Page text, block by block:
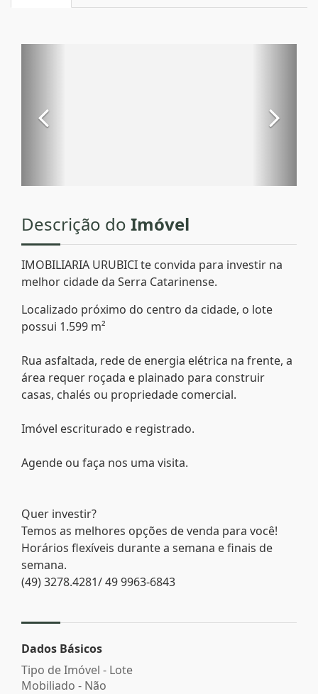
Descrição do Imóvel
IMOBILIARIA URUBICI te convida para investir na
melhor cidade da Serra Catarinense.
Localizado próximo do centro da cidade, o lote
possui 1.599 m²
Rua asfaltada, rede de energia elétrica na frente, a
área requer roçada e plainado para construir
casas, chalés ou propriedade comercial.
Imóvel escriturado e registrado.
Agende ou faça nos uma visita.
Quer investir?
Temos as melhores opções de venda para você!
Horários flexíveis durante a semana e finais de
semana.
(49) 3278.4281/ 49 9963-6843
Dados Básicos
Tipo de Imóvel - Lote
Mobiliado - Não